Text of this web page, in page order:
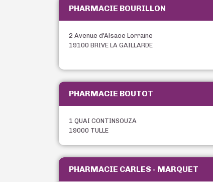
PHARMACIE BOURILLON
2 Avenue d'Alsace Lorraine
19100 BRIVE LA GAILLARDE
PHARMACIE BOUTOT
1 QUAI CONTINSOUZA
19000 TULLE
PHARMACIE CARLES - MARQUET